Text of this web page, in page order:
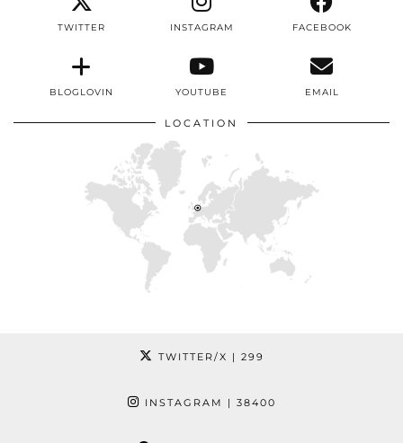
TWITTER INSTAGRAM FACEBOOK
BLOGLOVIN YOUTUBE EMAIL
LOCATION
TWITTER/X | 299
INSTAGRAM | 38400